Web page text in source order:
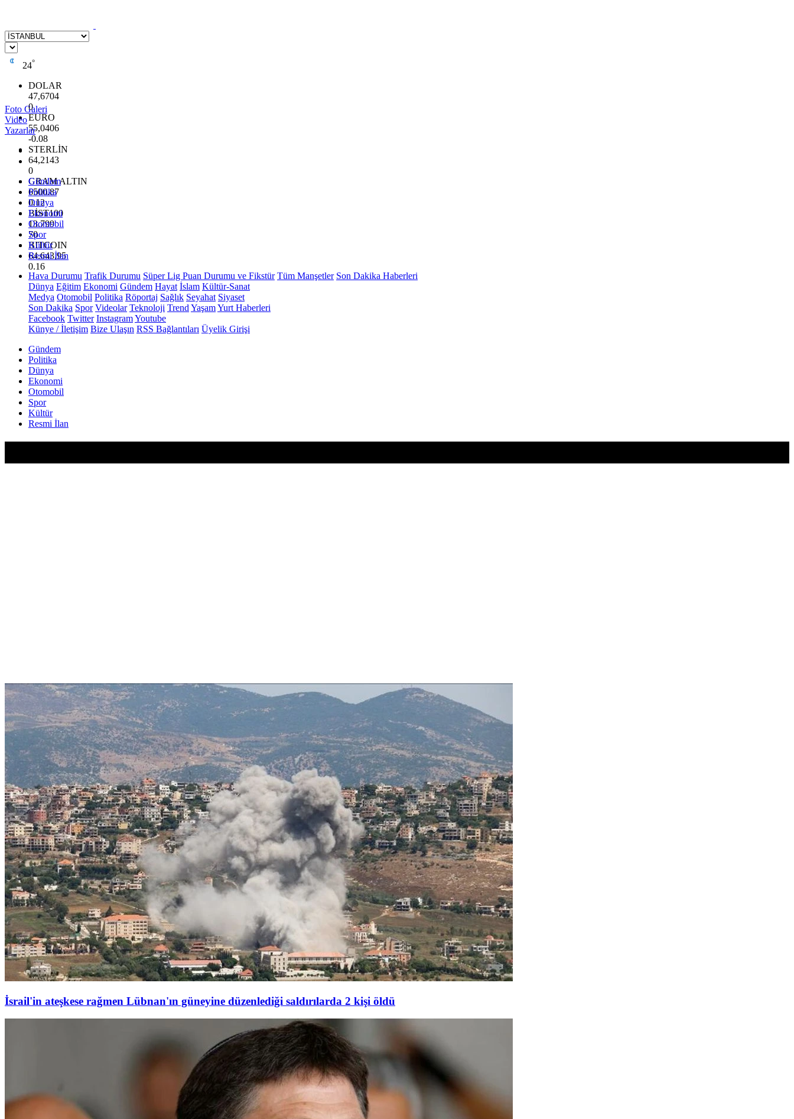
24°
DOLAR
47,6704
0
EURO
55,0406
-0.08
STERLİN
64,2143
0
GRAM ALTIN
6500.87
0.12
BİST100
13.799
70
BITCOIN
64.643,95
0.16
Foto Galeri
Video
Yazarlar
Gündem
Politika
Dünya
Ekonomi
Otomobil
Spor
Kültür
Resmi İlan
Hava Durumu Trafik Durumu Süper Lig Puan Durumu ve Fikstür Tüm Manşetler Son Dakika Haberleri
Dünya Eğitim Ekonomi Gündem Hayat İslam Kültür-Sanat
Medya Otomobil Politika Röportaj Sağlık Seyahat Siyaset
Son Dakika Spor Videolar Teknoloji Trend YaşamYurt Haberleri
Facebook Twitter InstagramYoutube
Künye / İletişim Bize Ulaşın RSS Bağlantıları Üyelik Girişi
Gündem
Politika
Dünya
Ekonomi
Otomobil
Spor
Kültür
Resmi İlan
İsrail'in ateşkese rağmen Lübnan'ın güneyine düzenlediği saldırılarda 2 kişi öldü